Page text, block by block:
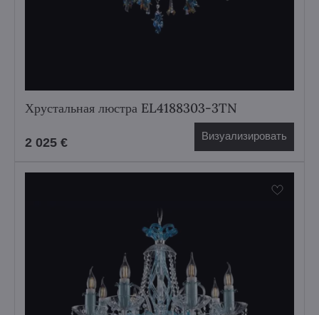
Хрустальная люстра EL4188303-3TN
2 025 € Визуализировать